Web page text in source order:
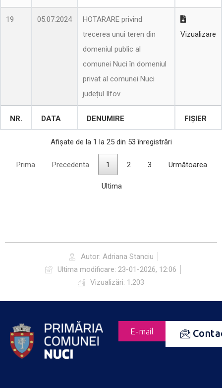
19 05.07.2024
HOTARARE privind
trecerea unui teren din
domeniul public al
comunei Nuci în domeniul
privat al comunei Nuci
județul Ilfov
Vizualizare
NR. DATA DENUMIRE FIȘIER
Afișate de la 1 la 25 din 53 înregistrări
Prima Precedenta 1 2 3 Următoarea
Ultima
Autor: Adriana Stanciu
Ultima modificare: 23-01-2026, 12:06
Vizualizări: 1.203
E-mail